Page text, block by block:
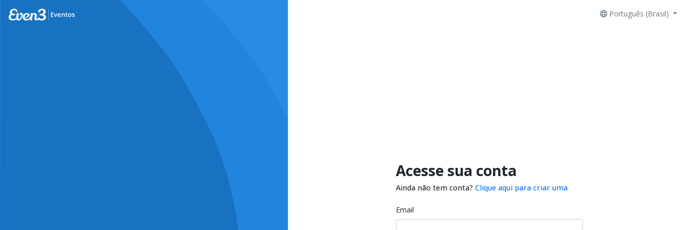
Português (Brasil)
Acesse sua conta
Ainda não tem conta? Clique aqui para criar uma
Email